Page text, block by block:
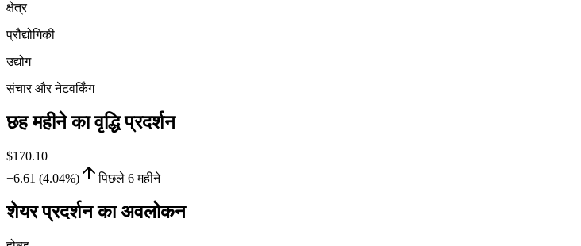
क्षेत्र
प्रौद्योगिकी
उद्योग
संचार और नेटवर्किंग
छह महीने का वृद्धि प्रदर्शन
$170.10
+6.61 (4.04%)
पिछले 6 महीने
शेयर प्रदर्शन का अवलोकन